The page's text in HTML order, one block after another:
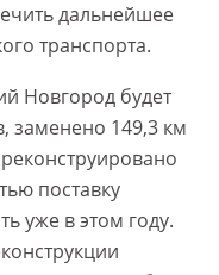
дальнейшее
транспорта.
Новгород будет
заменено 149,3 км
поставку
уже в этом году.